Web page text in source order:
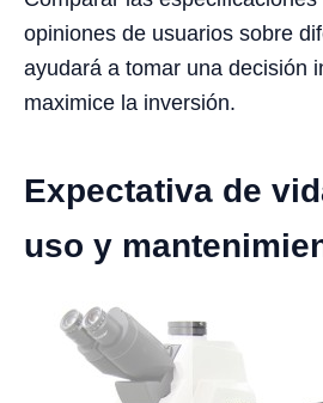
opiniones de usuarios sobre
ayudará a tomar una decisión
maximice la inversión.
Expectativa de
uso y